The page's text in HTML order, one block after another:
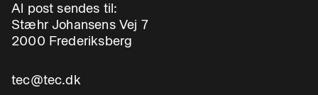
Al post sendes til:
Stæhr Johansens Vej 7
2000 Frederiksberg
tec@tec.dk